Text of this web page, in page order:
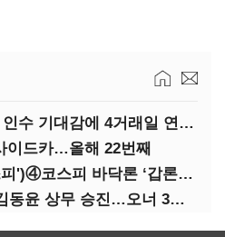
(특징주)본느, 경영권 인수 기대감에 4거래일 연속 상한가
이드카…올해 22번째
(반도체 풍향계, '코스피')④코스피 바닥론 ‘갑론을박’
(단독)한국투자증권 김동윤 상무 승진…오너 3세 경영 시동